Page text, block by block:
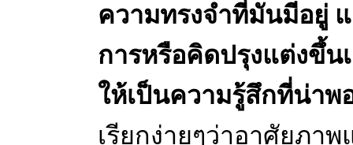
ความทรงจำที่มันมีอยู่
การหรือคิดปรุงแต่งขึ้น
ให้เป็นความรู้สึกที่น่า
เรียกง่ายๆว่าอาศัยภา